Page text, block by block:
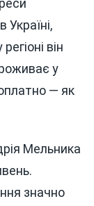
Україні,
він
у
— як
Мельника
значно